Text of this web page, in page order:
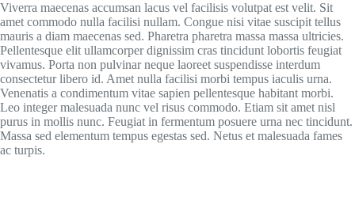
Viverra maecenas accumsan lacus vel facilisis volutpat est velit. Sit
amet commodo nulla facilisi nullam. Congue nisi vitae suscipit tellus
mauris a diam maecenas sed. Pharetra pharetra massa massa ultricies.
Pellentesque elit ullamcorper dignissim cras tincidunt lobortis feugiat
vivamus. Porta non pulvinar neque laoreet suspendisse interdum
consectetur libero id. Amet nulla facilisi morbi tempus iaculis urna.
Venenatis a condimentum vitae sapien pellentesque habitant morbi.
Leo integer malesuada nunc vel risus commodo. Etiam sit amet nisl
purus in mollis nunc. Feugiat in fermentum posuere urna nec tincidunt.
Massa sed elementum tempus egestas sed. Netus et malesuada fames
ac turpis.